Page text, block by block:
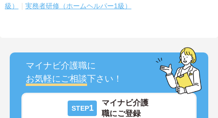
級）
実務者研修（ホームヘルパー1級）
マイナビ介護職に
お気軽にご相談下さい！
STEP1
マイナビ介護
職にご登録